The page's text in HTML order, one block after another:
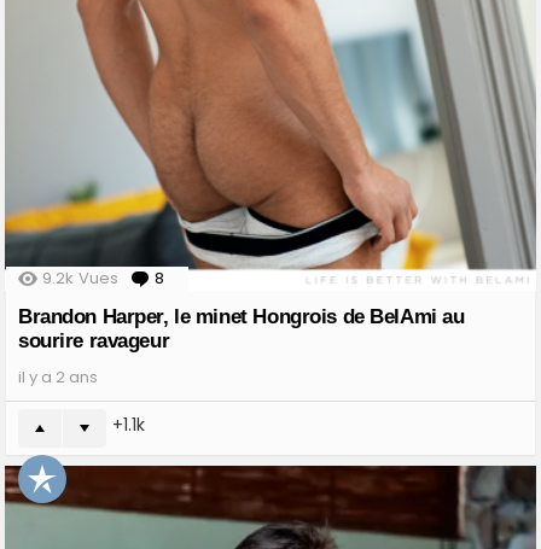
9.2k Vues 8
Comments
Brandon Harper, le minet Hongrois de BelAmi au
sourire ravageur
il y a 2 ans
1.1k